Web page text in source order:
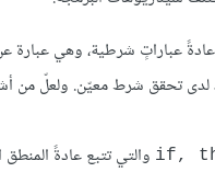
عباراتٍ شرطية، وهي عبارة
لدى تحقق شرط معيّن. ولعلّ من
if, والتي تتبع عادةً المنطق